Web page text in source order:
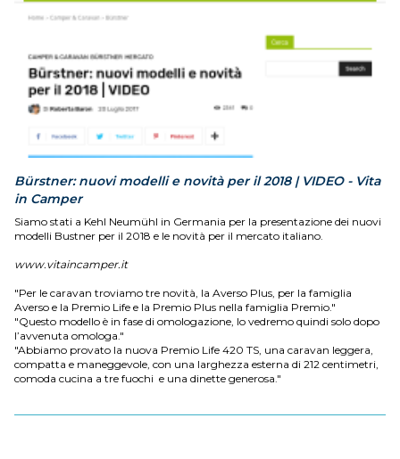
Bürstner: nuovi modelli e novità per il 2018 | VIDEO - Vita
in Camper
Siamo stati a Kehl Neumühl in Germania per la presentazione dei nuovi
modelli Bustner per il 2018 e le novità per il mercato italiano.
www.vitaincamper.it
"Per le caravan troviamo tre novità, la Averso Plus, per la famiglia
Averso e la Premio Life e la Premio Plus nella famiglia Premio."
"Questo modello è in fase di omologazione, lo vedremo quindi solo dopo
l’avvenuta omologa."
"Abbiamo provato la nuova Premio Life 420 TS, una caravan leggera,
compatta e maneggevole, con una larghezza esterna di 212 centimetri,
comoda cucina a tre fuochi e una dinette generosa."